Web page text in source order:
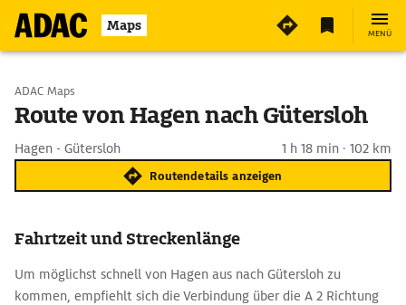
Maps MENÜ
Start wählen
ADAC Maps
Route von Hagen nach Gütersloh
Hagen - Gütersloh 1 h 18 min · 102 km
Routendetails anzeigen
Fahrtzeit und Streckenlänge
Um möglichst schnell von Hagen aus nach Gütersloh zu
kommen, empfiehlt sich die Verbindung über die A 2 Richtung